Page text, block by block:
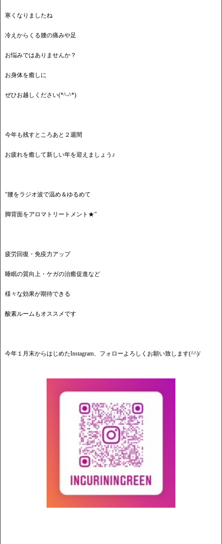
寒くなりましたね
冷えからくる腰の痛みや足
お悩みではありませんか？
お身体を癒しに
ぜひお越しください(*^-^*)
今年も残すところあと２週間
お疲れを癒して新しい年を迎えましょう♪
“腰をラジオ波で温め＆ゆるめて
脚背面をアロマトリートメント★”
疲労回復・免疫力アップ
睡眠の質向上・ケガの治癒促進など
様々な効果が期待できる
酸素ルームもオススメです
今年１月末からはじめたInstagram、フォローよろしくお願い致します(^^)/